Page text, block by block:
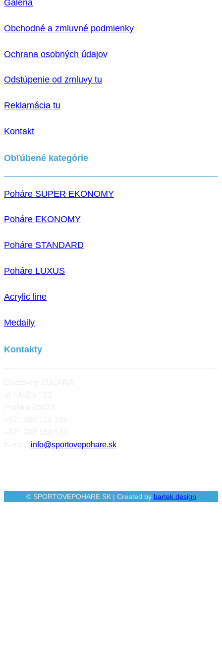
Galéria
Obchodné a zmluvné podmienky
Ochrana osobných údajov
Odstúpenie od zmluvy tu
Reklamácia tu
Kontakt
Obľúbené kategórie
Poháre SUPER EKONOMY
Poháre EKONOMY
Poháre STANDARD
Poháre LUXUS
Acrylic line
Medaily
Kontakty
info@sportovepohare.sk
© SPORTOVEPOHARE.SK | Created by bartek.design